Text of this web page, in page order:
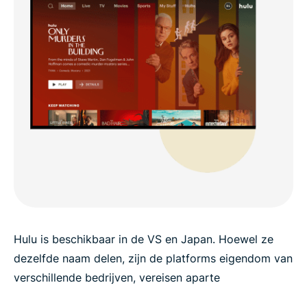
Hulu is beschikbaar in de VS en Japan. Hoewel ze
dezelfde naam delen, zijn de platforms eigendom van
verschillende bedrijven, vereisen aparte